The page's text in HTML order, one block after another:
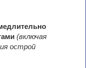
(включая
острой